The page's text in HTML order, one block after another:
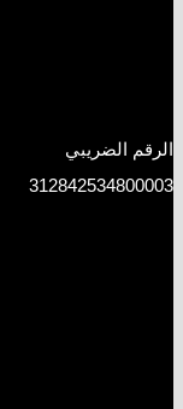
الرقم الضريبي
312842534800003